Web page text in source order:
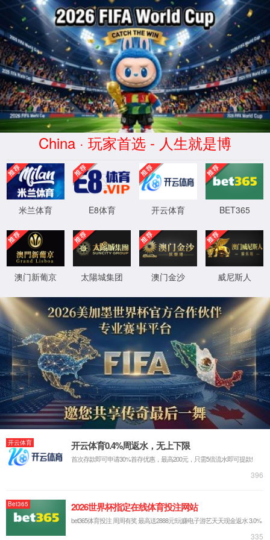
抱歉，您撞到了不存在的页面...
最有可能的原因是：
您输入的网址可能不正确
链接可能已过期
别担心，您可以尝试返回首页
XML 地图